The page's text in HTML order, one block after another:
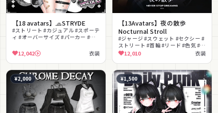
【18 avatars】🧢STRYDE
#ストリート #カジュアル #スポーテ
ィ #オーバーサイズ #パーカー #シ
ン #メガネ #ユニセックス
12,042 衣装
【13Avatars】夜の散歩
Nocturnal Stroll
#ジャージ #スウェット #セクシー #
ストリート #首輪 #リード #色気 #無
料 #MA対応 #lilToon対応
12,010 衣装
¥2,000 ¥1,500